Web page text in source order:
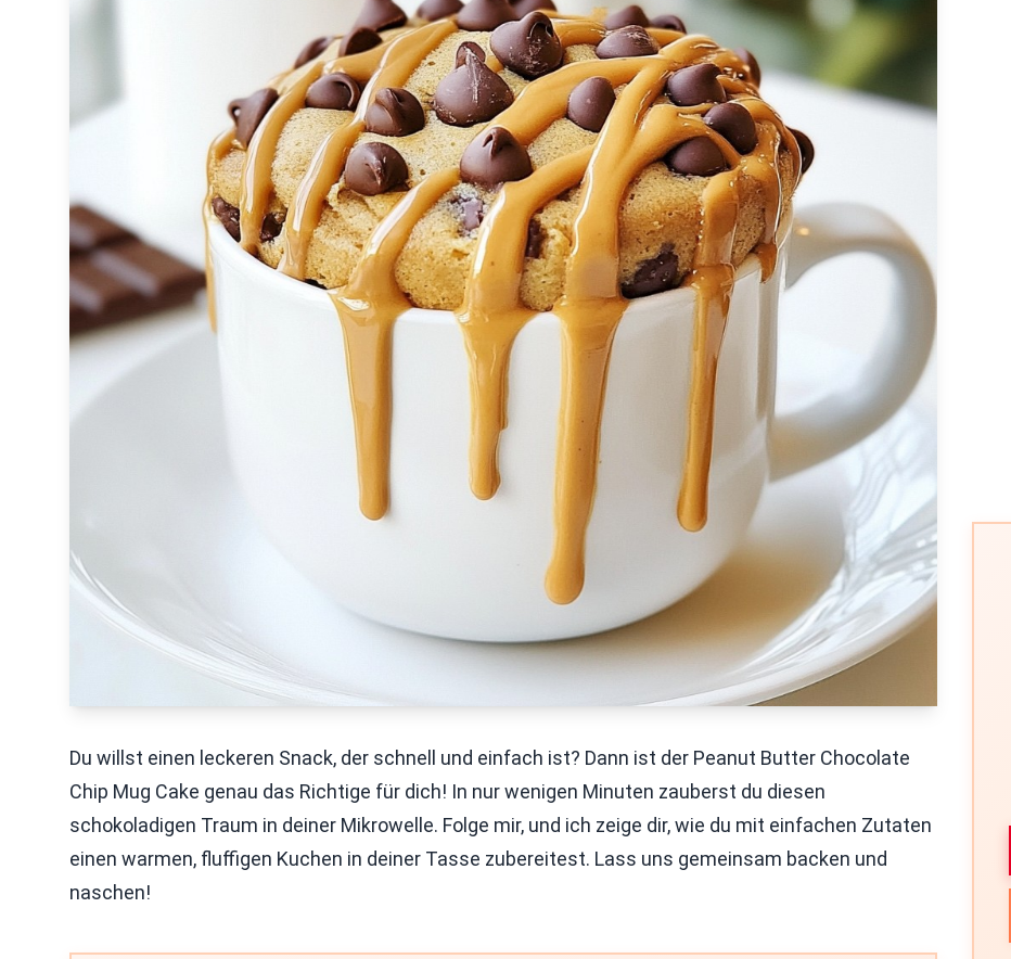
Du willst einen leckeren Snack, der schnell und einfach ist? Dann ist der Peanut Butter Chocolate
Chip Mug Cake genau das Richtige für dich! In nur wenigen Minuten zauberst du diesen
schokoladigen Traum in deiner Mikrowelle. Folge mir, und ich zeige dir, wie du mit einfachen Zutaten
einen warmen, fluffigen Kuchen in deiner Tasse zubereitest. Lass uns gemeinsam backen und
naschen!